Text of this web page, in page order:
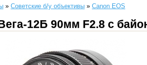
» Советские б/у объективы » Canon EOS
12Б 90мм F2.8 с